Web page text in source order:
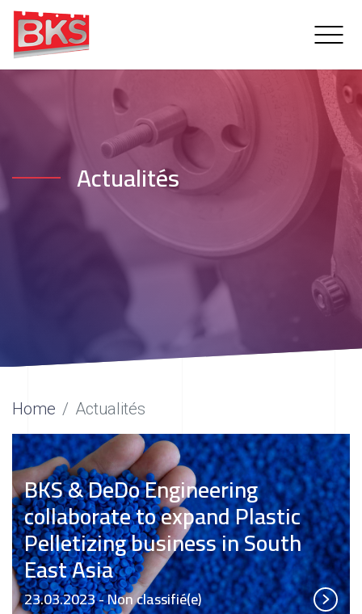
Actualités
Home Actualités
BKS & DeDo Engineering
collaborate to expand Plastic
Pelletizing business in South
East Asia
23.03.2023- Non classifié(e)